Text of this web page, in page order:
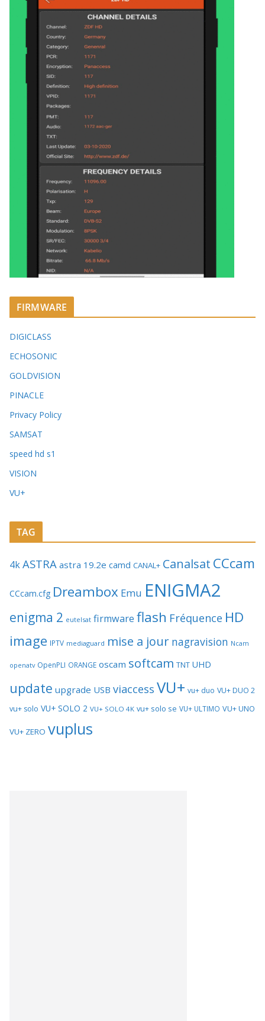
FIRMWARE
DIGICLASS
ECHOSONIC
GOLDVISION
PINACLE
Privacy Policy
SAMSAT
speed hd s1
VISION
VU+
TAG
4kASTRA astra 19.2e camd CANAL+ Canalsat CCcam
CCcam.cfg Dreambox Emu ENIGMA2
enigma 2 eutelsat firmware flash Fréquence HD
image IPTV mediaguard mise a jour nagravision Ncam
openatv OpenPLI ORANGE oscam softcam TNT UHD
update upgrade USB viaccess VU+ vu+ duo VU+ DUO 2
vu+ solo VU+ SOLO 2 VU+ SOLO 4K vu+ solo se VU+ ULTIMO VU+ UNO
VU+ ZERO vuplus